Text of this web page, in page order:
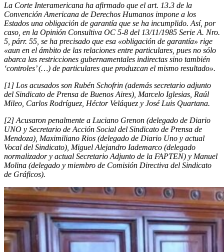
La Corte Interamericana ha afirmado que el art. 13.3 de la
Convención Americana de Derechos Humanos impone a los
Estados una obligación de garantía que se ha incumplido. Así, por
caso, en la Opinión Consultiva OC 5-8 del 13/11/1985 Serie A. Nro.
5, párr. 55, se ha precisado que esa «obligación de garantía» rige
«aun en el ámbito de las relaciones entre particulares, pues no sólo
abarca las restricciones gubernamentales indirectas sino también
‘controles’ (…) de particulares que produzcan el mismo resultado».
[1] Los acusados son Rubén Schofrin (además secretario adjunto
del Sindicato de Prensa de Buenos Aires), Marcelo Iglesias, Raúl
Mileo, Carlos Rodríguez, Héctor Veláquez y José Luis Quartana.
[2] Acusaron penalmente a Luciano Grenon (delegado de Diario
UNO y Secretario de Acción Social del Sindicato de Prensa de
Mendoza), Maximiliano Rios (delegado de Diario Uno y actual
Vocal del Sindicato), Miguel Alejandro Iademarco (delegado
normalizador y actual Secretario Adjunto de la FAPTEN) y Manuel
Molina (delegado y miembro de Comisión Directiva del Sindicato
de Gráficos).